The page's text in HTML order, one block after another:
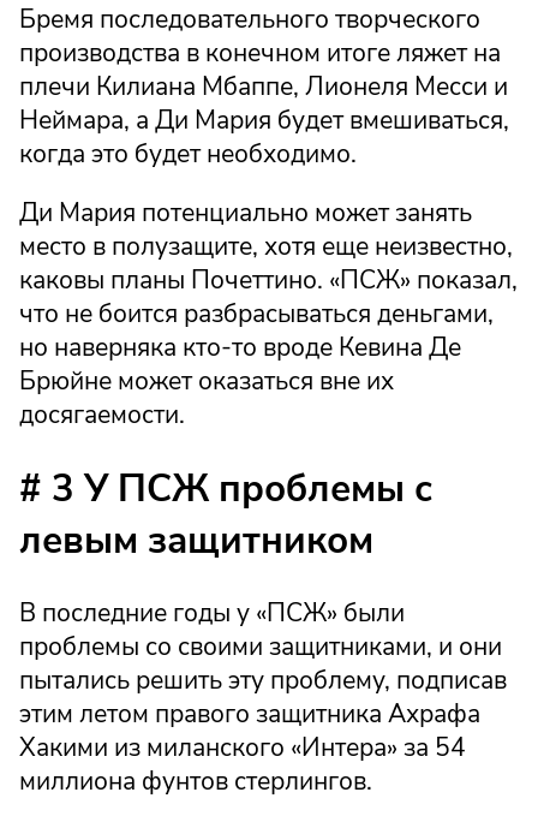
Бремя последовательного творческого
производства в конечном итоге ляжет на
плечи Килиана Мбаппе, Лионеля Месси и
Неймара, а Ди Мария будет вмешиваться,
когда это будет необходимо.
Ди Мария потенциально может занять
место в полузащите, хотя еще неизвестно,
каковы планы Почеттино. «ПСЖ» показал,
что не боится разбрасываться деньгами,
но наверняка кто-то вроде Кевина Де
Брюйне может оказаться вне их
досягаемости.
# 3 У ПСЖ проблемы с
левым защитником
В последние годы у «ПСЖ» были
проблемы со своими защитниками, и они
пытались решить эту проблему, подписав
этим летом правого защитника Ахрафа
Хакими из миланского «Интера» за 54
миллиона фунтов стерлингов.